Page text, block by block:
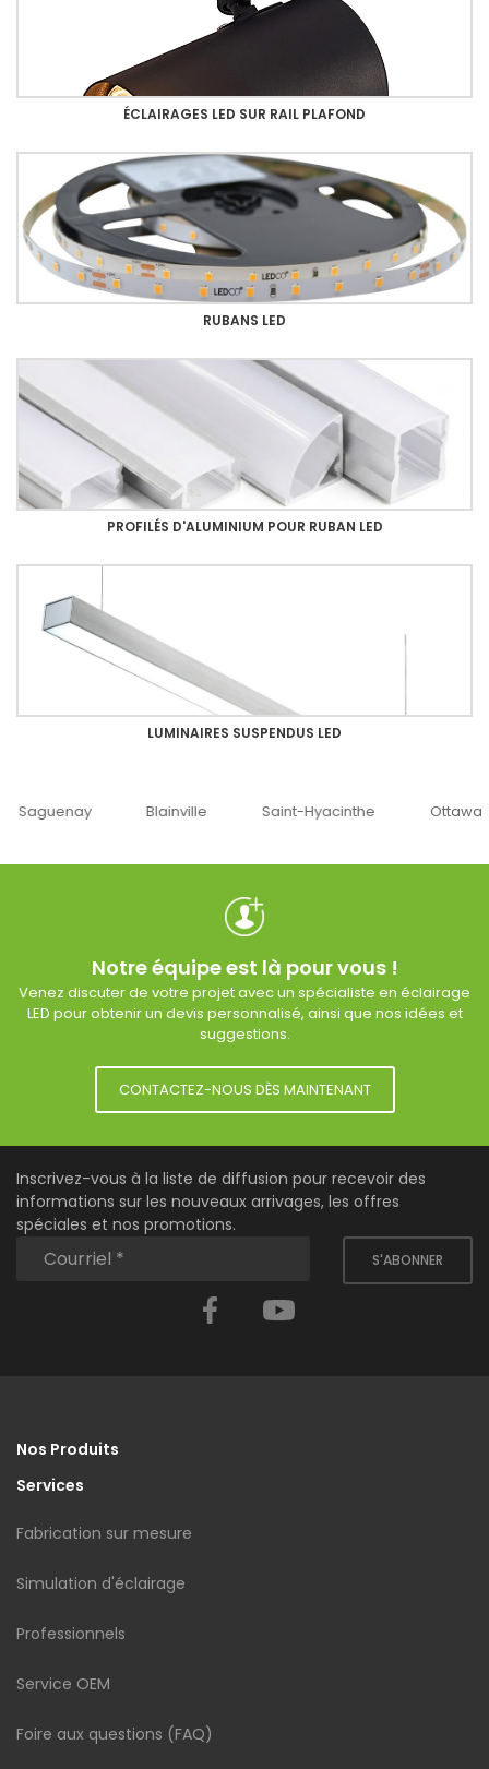
ÉCLAIRAGES LED SUR RAIL PLAFOND
RUBANS LED
PROFILÉS D'ALUMINIUM POUR RUBAN LED
LUMINAIRES SUSPENDUS LED
Blainville Saint-Hyacinthe Ottawa
Notre équipe est là pour vous !
Venez discuter de votre projet avec un spécialiste en éclairage
LED pour obtenir un devis personnalisé, ainsi que nos idées et
suggestions.
CONTACTEZ-NOUS DÈS MAINTENANT
Inscrivez-vous à la liste de diffusion pour recevoir des
informations sur les nouveaux arrivages, les offres
spéciales et nos promotions.
S'ABONNER
Facebook
Nos Produits
Services
Fabrication sur mesure
Simulation d'éclairage
Professionnels
Service OEM
Foire aux questions (FAQ)